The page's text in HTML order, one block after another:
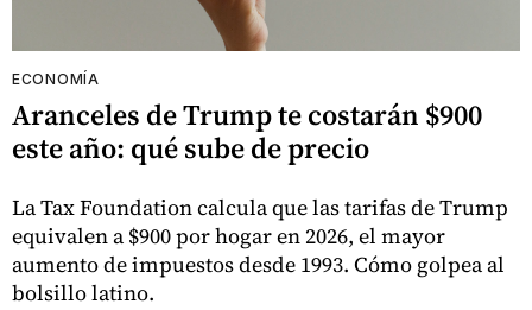
ECONOMÍA
Aranceles de Trump te costarán $900
este año: qué sube de precio
La Tax Foundation calcula que las tarifas de Trump
equivalen a $900 por hogar en 2026, el mayor
aumento de impuestos desde 1993. Cómo golpea al
bolsillo latino.